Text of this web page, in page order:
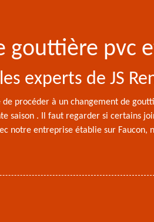
gouttière pvc
experts de JS
procéder à un changement de
saison . Il faut regarder si certains
notre entreprise établie sur